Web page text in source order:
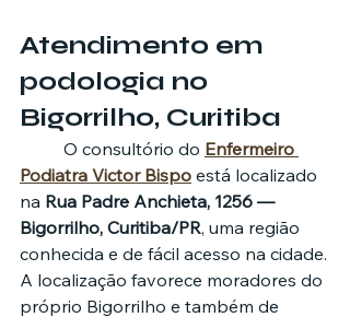
Atendimento em
podologia no
Bigorrilho, Curitiba
	O consultório do
Enfermeiro
Podiatra Victor Bispo está localizado
na Rua Padre Anchieta, 1256 —
Bigorrilho, Curitiba/PR, uma região
conhecida e de fácil acesso na cidade.
A localização favorece moradores do
próprio Bigorrilho e também de